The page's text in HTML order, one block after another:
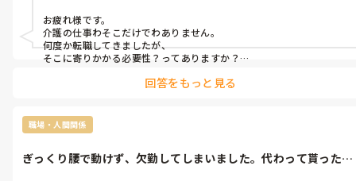
お疲れ様です。
介護の仕事わそこだけでわありません。
何度か転職してきましたが、
そこに寄りかかる必要性？ってありますか？
これから頑張らなくていけない夜勤入。
どうして辞める事まで言われなくちゃいけないのですか？？？
回答をもっと見る
職場・人間関係
ぎっくり腰で動けず、欠勤してしまいました。代わって貰った職